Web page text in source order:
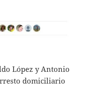
López y Antonio
domiciliario